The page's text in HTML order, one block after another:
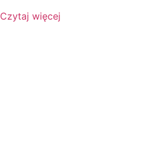
Czytaj więcej